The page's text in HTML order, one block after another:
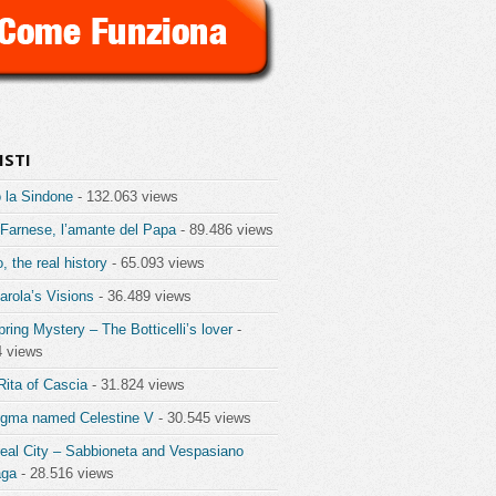
la Sindone - 132.063 views
l’amante del Papa- 89.486 views
the real history - 65.093 views
Visions - 36.489 views
Mystery – The Botticelli’s lover-
views
of Cascia- 31.824 views
named Celestine V - 30.545 views
City – Sabbioneta and Vespasiano
- 28.516 views